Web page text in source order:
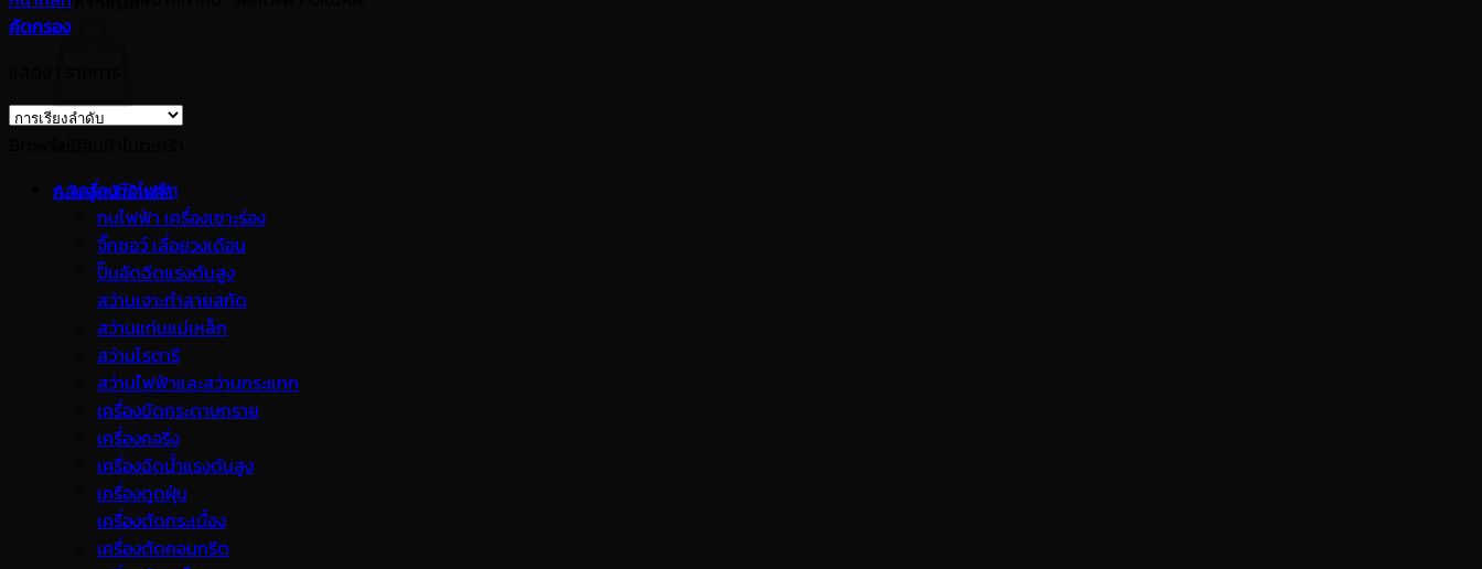
กลับสู่หน้าร้านค้า
คัดกรอง
A. เครื่องมือไฟฟ้า
กบไฟฟ้า เครื่องเซาะร่อง
จิ๊กซอว์ เลื่อยวงเดือน
ปั๊มอัดฉีดแรงดันสูง
สว่านเจาะทำลายสกัด
สว่านแท่นแม่เหล็ก
สว่านโรตารี
สว่านไฟฟ้าและสว่านกระแทก
เครื่องขัดกระดาษทราย
เครื่องคอริ่ง
เครื่องฉีดน้ำแรงดันสูง
เครื่องดูดฝุ่น
เครื่องตัดกระเบื้อง
เครื่องตัดคอนกรีต